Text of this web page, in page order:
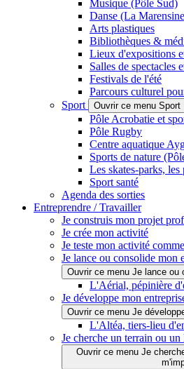
Musique (Pôle Sud)
Danse (La
Arts plastiques
Bibliothèques &
Lieux d'expositions
Salles de spectacles
Festivals de l'été
Parcours culturel
Sport
Ouvrir ce menu Sport
Pôle Acrobatie et
Pôle Rugby
Centre aquatique
Sports de nature
Les skates-parks,
Sport santé
Agenda des sorties
Entreprendre / Travailler
Je construis mon projet
Je crée mon activité
Je teste mon activité
Je lance ou consolide mon
Ouvrir ce menu Je lance ou
L'Aérial, pépinière
Je développe mon
Ouvrir ce menu Je
L'Altéa, tiers-lieu
Je cherche un terrain ou
Ouvrir ce menu Je